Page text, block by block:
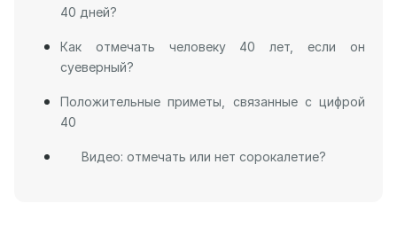
40 дней?
Как отмечать человеку 40 лет, если он
суеверный?
Положительные приметы, связанные с цифрой
40
Видео: отмечать или нет сорокалетие?